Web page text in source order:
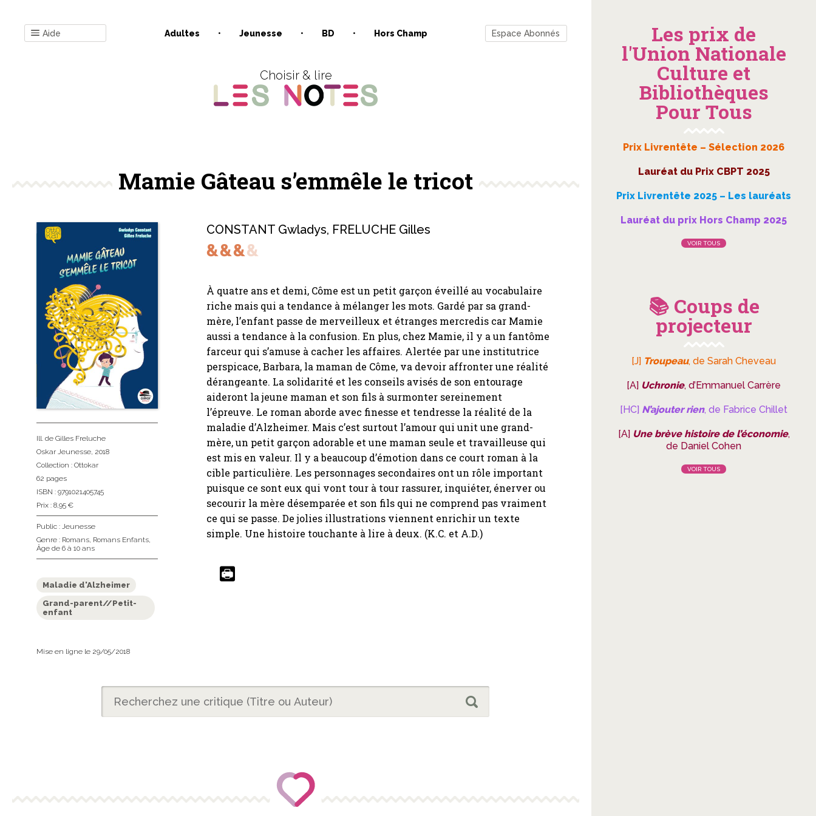
Aide Adultes Jeunesse BD Hors Champ Espace Abonnés
Choisir & lire
Mamie Gâteau s’emmêle le tricot
CONSTANT Gwladys, FRELUCHE Gilles
À quatre ans et demi, Côme est un petit garçon éveillé au vocabulaire
riche mais qui a tendance à mélanger les mots. Gardé par sa grand-
mère, l’enfant passe de merveilleux et étranges mercredis car Mamie
aussi a tendance à la confusion. En plus, chez Mamie, il y a un fantôme
farceur qui s’amuse à cacher les affaires. Alertée par une institutrice
perspicace, Barbara, la maman de Côme, va devoir affronter une réalité
dérangeante. La solidarité et les conseils avisés de son entourage
aideront la jeune maman et son fils à surmonter sereinement
l’épreuve. Le roman aborde avec finesse et tendresse la réalité de la
maladie d’Alzheimer. Mais c’est surtout l’amour qui unit une grand-
mère, un petit garçon adorable et une maman seule et travailleuse qui
est mis en valeur. Il y a beaucoup d’émotion dans ce court roman à la
cible particulière. Les personnages secondaires ont un rôle important
puisque ce sont eux qui vont tour à tour rassurer, inquiéter, énerver ou
secourir la mère désemparée et son fils qui ne comprend pas vraiment
ce qui se passe. De jolies illustrations viennent enrichir un texte
simple. Une histoire touchante à lire à deux. (K.C. et A.D.)
Ill. de Gilles Freluche
Oskar Jeunesse, 2018
Collection : Ottokar
62 pages
ISBN : 9791021405745
Prix : 8,95 €
Public : Jeunesse
Genre : Romans, Romans Enfants,
Âge de 6 à 10 ans
Maladie d'Alzheimer
Grand-parent//Petit-
enfant
Mise en ligne le 29/05/2018
Les prix de
l'Union Nationale
Culture et
Bibliothèques
Pour Tous
Prix Livrentête – Sélection 2026
Lauréat du Prix CBPT 2025
Prix Livrentête 2025 – Les lauréats
Lauréat du prix Hors Champ 2025
VOIR TOUS
📚 Coups de
projecteur
[J] Troupeau, de Sarah Cheveau
[A] Uchronie, d’Emmanuel Carrère
[HC] N’ajouter rien, de Fabrice Chillet
[A] Une brève histoire de l’économie,
de Daniel Cohen
VOIR TOUS